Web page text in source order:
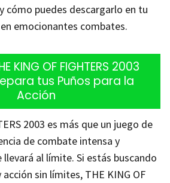
cómo puedes descargarlo en tu
emocionantes combates.
KING OF FIGHTERS 2003
tus Puños para la
Acción
2003 es más que un juego de
de combate intensa y
al límite. Si estás buscando
sin límites, THE KING OF